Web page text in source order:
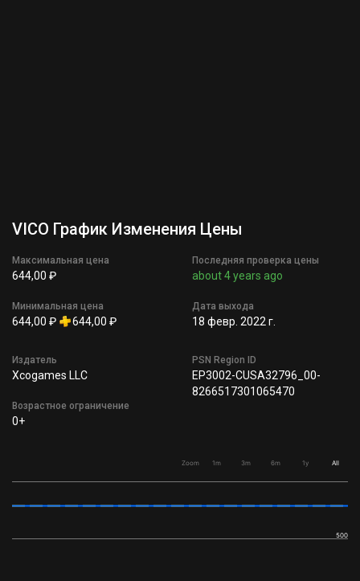
VICO График Изменения Цены
Максимальная цена
644,00 ₽
Минимальная цена
644,00 ₽ 644,00 ₽
Последняя проверка цены
about 4 years ago
Дата выхода
18 февр. 2022 г.
Издатель
Xcogames LLC
Возрастное ограничение
0+
PSN Region ID
EP3002-CUSA32796_00-
8266517301065470
Zoom 1m 3m 6m 1y All
500